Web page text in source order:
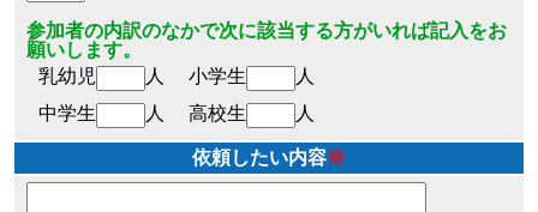
参加者の内訳のなかで次に該当する方がいれば記入をお
願いします。
乳幼児
人 小学生
人
中学生
人 高校生 人
依頼したい内容※